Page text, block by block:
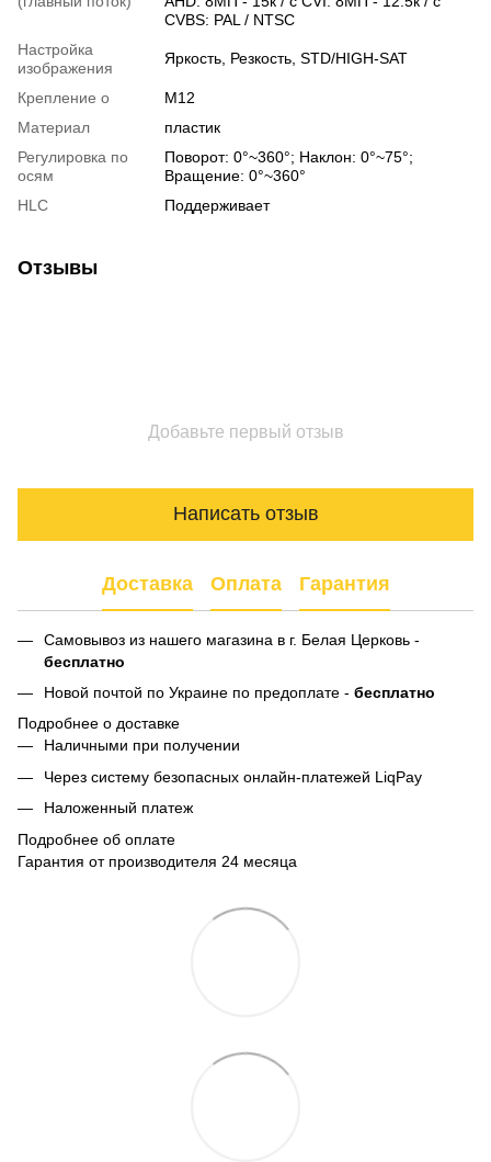
CVBS: PAL / NTSC
Настройка
изображения
Яркость, Резкость, STD/HIGH-SAT
Крепление о
М12
Материал
пластик
Регулировка по
осям
Поворот: 0°~360°; Наклон: 0°~75°;
Вращение: 0°~360°
HLC
Поддерживает
Отзывы
Добавьте первый отзыв
Написать отзыв
Доставка Оплата Гарантия
Самовывоз из нашего магазина в г. Белая Церковь -
бесплатно
Новой почтой по Украине по предоплате - бесплатно
Подробнее о доставке
Наличными при получении
Через систему безопасных онлайн-платежей LiqPay
Наложенный платеж
Подробнее об оплате
Гарантия от производителя 24 месяца